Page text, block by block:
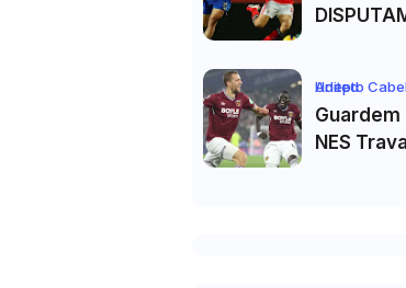
Adepto Cabelo Manchester United
Guardem
NES